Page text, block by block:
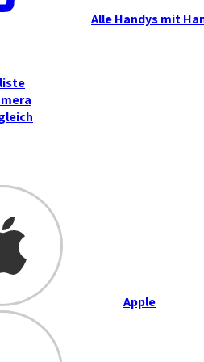
Alle Handys mit
Apple